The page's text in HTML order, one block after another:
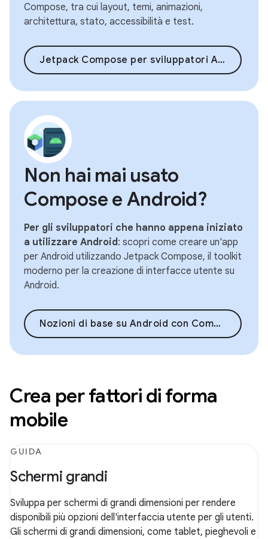
Compose, tra cui layout, temi, animazioni,
architettura, stato, accessibilità e test.
Jetpack Compose per sviluppatori Android
Non hai mai usato
Compose e Android?
Per gli sviluppatori che hanno appena iniziato
a utilizzare Android: scopri come creare un'app
per Android utilizzando Jetpack Compose, il toolkit
moderno per la creazione di interfacce utente su
Android.
Nozioni di base su Android con Compose
Crea per fattori di forma
mobile
GUIDA
Schermi grandi
Sviluppa per schermi di grandi dimensioni per rendere
disponibili più opzioni dell'interfaccia utente per gli utenti.
Gli schermi di grandi dimensioni, come tablet, pieghevoli e